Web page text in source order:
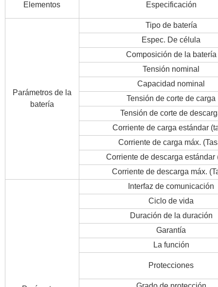
Elementos Especificación
Parámetros de la
batería
Tipo de batería
Espec. De célula
Composición de la batería
Tensión nominal
Capacidad nominal
Tensión de corte de carga
Tensión de corte de
Corriente de carga estándar
Corriente de carga máx.
Corriente de descarga estándar
Corriente de descarga máx.
Interfaz de comunicación
Ciclo de vida
Duración de la duración
Garantía
La función
Protecciones